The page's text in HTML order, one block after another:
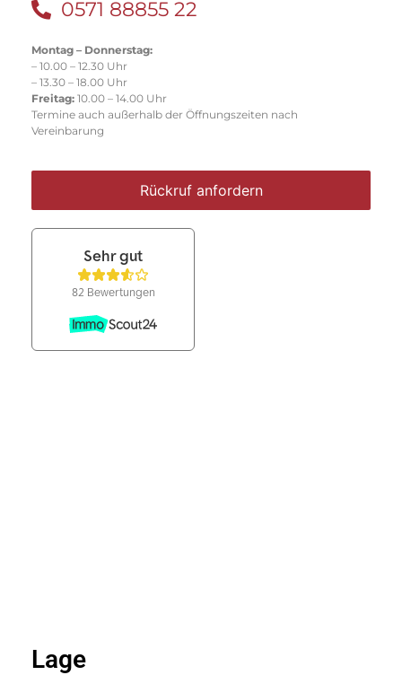
0571 88855 22
Montag – Donnerstag:
– 10.00 – 12.30 Uhr
– 13.30 – 18.00 Uhr
Freitag: 10.00 – 14.00 Uhr
Termine auch außerhalb der Öffnungszeiten nach
Vereinbarung
Rückruf anfordern
Lage